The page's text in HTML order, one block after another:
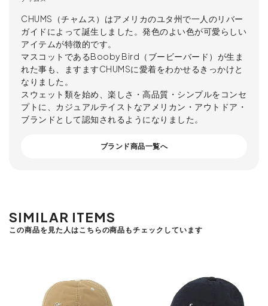
CHUMS（チャムス）はアメリカのユタ州で一人のリバー
ガイドによって誕生しました。発色のよい色が可愛らしい
アイテムが特徴的です。
マスコットであるBooby Bird（ブービーバード）が生ま
れた事も、ますますCHUMSに愛着をわかせるきっかけと
なりました。
スウェット類を始め、楽しさ・高品質・シンプルをコンセ
プトに、カジュアルテイストなアメリカン・アウトドア・
ブランドとして認知されるようになりました。
ブランド商品一覧へ
SIMILAR ITEMS
この商品を見た人はこちらの商品もチェックしています